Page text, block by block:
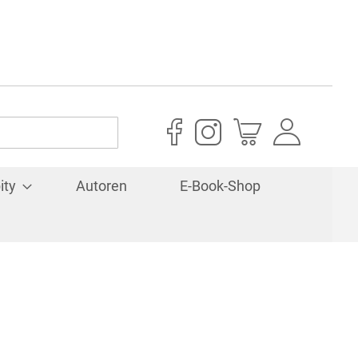
Mein Warenkorb
Autoren E-Book-Shop